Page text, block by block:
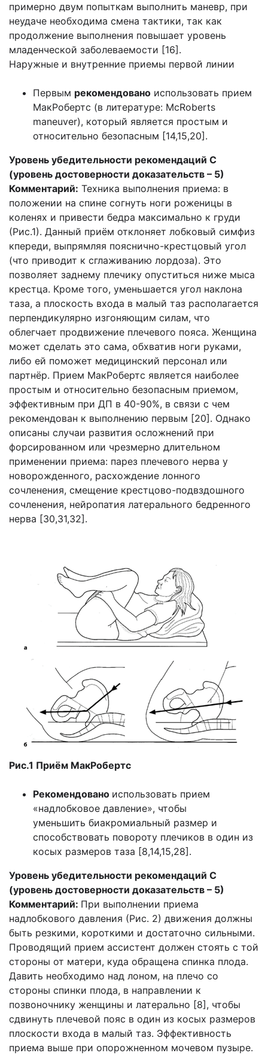
примерно двум попыткам выполнить маневр, при
неудаче необходима смена тактики, так как
продолжение выполнения повышает уровень
младенческой заболеваемости [16].
Наружные и внутренние приемы первой линии
Первым рекомендовано использовать прием
МакРобертс (в литературе: McRoberts
maneuver), который является простым и
относительно безопасным [14,15,20].
Уровень убедительности рекомендаций С
(уровень достоверности доказательств – 5)
Комментарий: Техника выполнения приема: в
положении на спине согнуть ноги роженицы в
коленях и привести бедра максимально к груди
(Рис.1). Данный приём отклоняет лобковый симфиз
кпереди, выпрямляя пояснично-крестцовый угол
(что приводит к сглаживанию лордоза). Это
позволяет заднему плечику опуститься ниже мыса
крестца. Кроме того, уменьшается угол наклона
таза, а плоскость входа в малый таз располагается
перпендикулярно изгоняющим силам, что
облегчает продвижение плечевого пояса. Женщина
может сделать это сама, обхватив ноги руками,
либо ей поможет медицинский персонал или
партнёр. Прием МакРобертс является наиболее
простым и относительно безопасным приемом,
эффективным при ДП в 40-90%, в связи с чем
рекомендован к выполнению первым [20]. Однако
описаны случаи развития осложнений при
форсированном или чрезмерно длительном
применении приема: парез плечевого нерва у
новорожденного, расхождение лонного
сочленения, смещение крестцово-подвздошного
сочленения, нейропатия латерального бедренного
нерва [30,31,32].
Рис.1 Приём МакРобертс
Рекомендовано использовать прием
«надлобковое давление», чтобы
уменьшить биакромиальный размер и
способствовать повороту плечиков в один из
косых размеров таза [8,14,15,28].
Уровень убедительности рекомендаций С
(уровень достоверности доказательств – 5)
Комментарий: При выполнении приема
надлобкового давления (Рис. 2) движения должны
быть резкими, короткими и достаточно сильными.
Проводящий прием ассистент должен стоять с той
стороны от матери, куда обращена спинка плода.
Давить необходимо над лоном, на плечо со
стороны спинки плода, в направлении к
позвоночнику женщины и латерально [8], чтобы
сдвинуть плечевой пояс в один из косых размеров
плоскости входа в малый таз. Эффективность
приема выше при опорожненном мочевом пузыре.